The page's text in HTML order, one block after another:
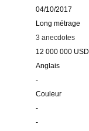
04/10/2017
Long métrage
3 anecdotes
12 000 000 USD
Anglais
-
Couleur
-
-